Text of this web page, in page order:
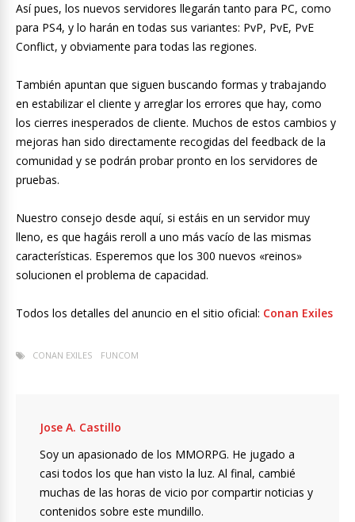
Así pues, los nuevos servidores llegarán tanto para PC, como
para PS4, y lo harán en todas sus variantes: PvP, PvE, PvE
Conflict, y obviamente para todas las regiones.
También apuntan que siguen buscando formas y trabajando
en estabilizar el cliente y arreglar los errores que hay, como
los cierres inesperados de cliente. Muchos de estos cambios y
mejoras han sido directamente recogidas del feedback de la
comunidad y se podrán probar pronto en los servidores de
pruebas.
Nuestro consejo desde aquí, si estáis en un servidor muy
lleno, es que hagáis reroll a uno más vacío de las mismas
características. Esperemos que los 300 nuevos «reinos»
solucionen el problema de capacidad.
Todos los detalles del anuncio en el sitio oficial: Conan Exiles
CONAN EXILES FUNCOM
Jose A. Castillo
Soy un apasionado de los MMORPG. He jugado a
casi todos los que han visto la luz. Al final, cambié
muchas de las horas de vicio por compartir noticias y
contenidos sobre este mundillo.